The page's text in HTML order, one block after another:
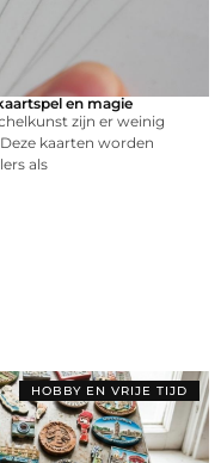
en magie
zijn er weinig
kaarten worden
als
HOBBY EN VRIJE TIJD